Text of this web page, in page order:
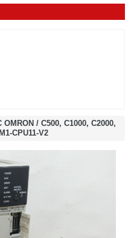
OMRON / C500, C1000, C2000,
CPU11-V2